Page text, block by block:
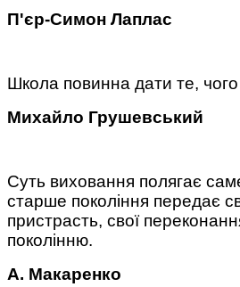
П'єр-Симон Лаплас
Школа повинна дати те,
Михайло Грушевський
Суть виховання полягає
старше покоління передає
пристрасть, свої
поколінню.
А. Макаренко